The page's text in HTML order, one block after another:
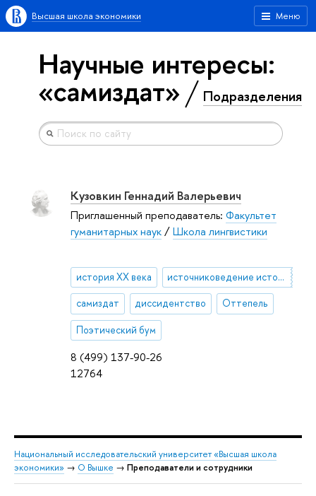
Меню
Высшая школа экономики
Научные интересы:
«самиздат» Подразделения
8 (499) 137-90-26
12764
Кузовкин Геннадий Валерьевич
Приглашенный преподаватель: Факультет
гуманитарных наук/Школа лингвистики
история ХХ века источниковедение истории СССР
самиздат диссидентство Оттепель
Поэтический бум
Национальный исследовательский университет «Высшая школа
экономики» → О Вышке → Преподаватели и сотрудники